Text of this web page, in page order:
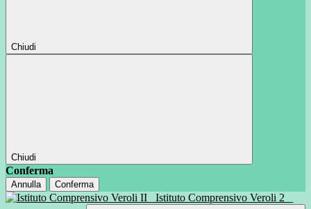
Chiudi
Chiudi
Conferma
Annulla Conferma
Istituto Comprensivo Veroli 2